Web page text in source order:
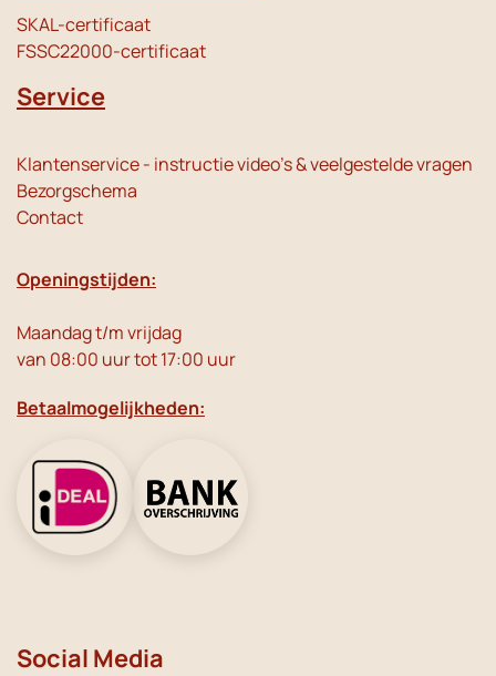
SKAL-certificaat
FSSC22000-certificaat
Service
Klantenservice - instructie video's & veelgestelde vragen
Bezorgschema
Contact
Openingstijden:
Maandag t/m vrijdag
van 08:00 uur tot 17:00 uur
Betaalmogelijkheden:
Social Media